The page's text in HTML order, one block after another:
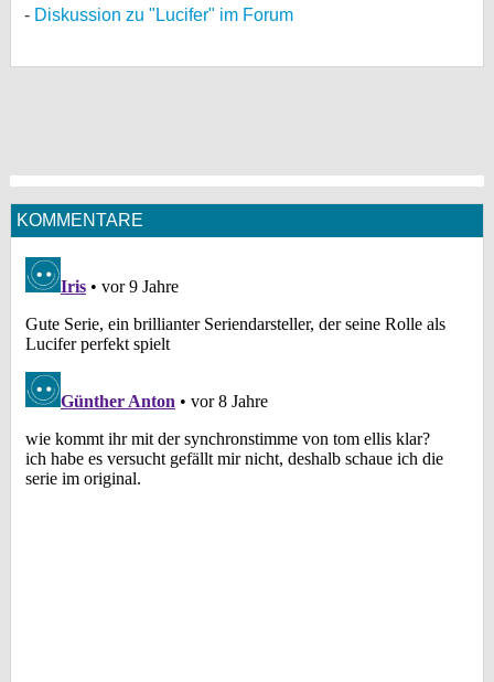
Diskussion zu "Lucifer" im Forum
KOMMENTARE